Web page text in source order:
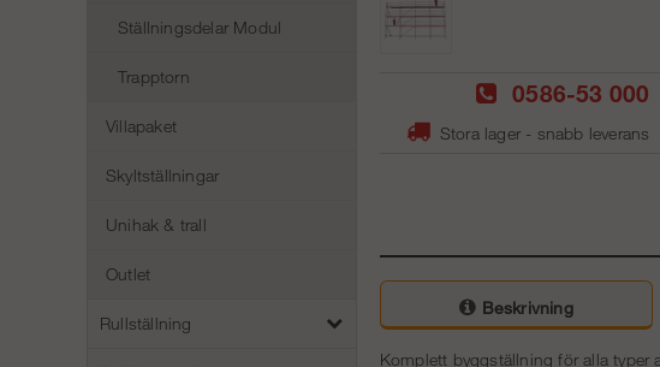
Ställningsdelar Modul
Trapptorn
Villapaket
Skyltställningar
Unihak & trall
Outlet
Rullställning
0586-53 000
Stora lager - snabb leverans
Beskrivning
Komplett byggställning för alla typer